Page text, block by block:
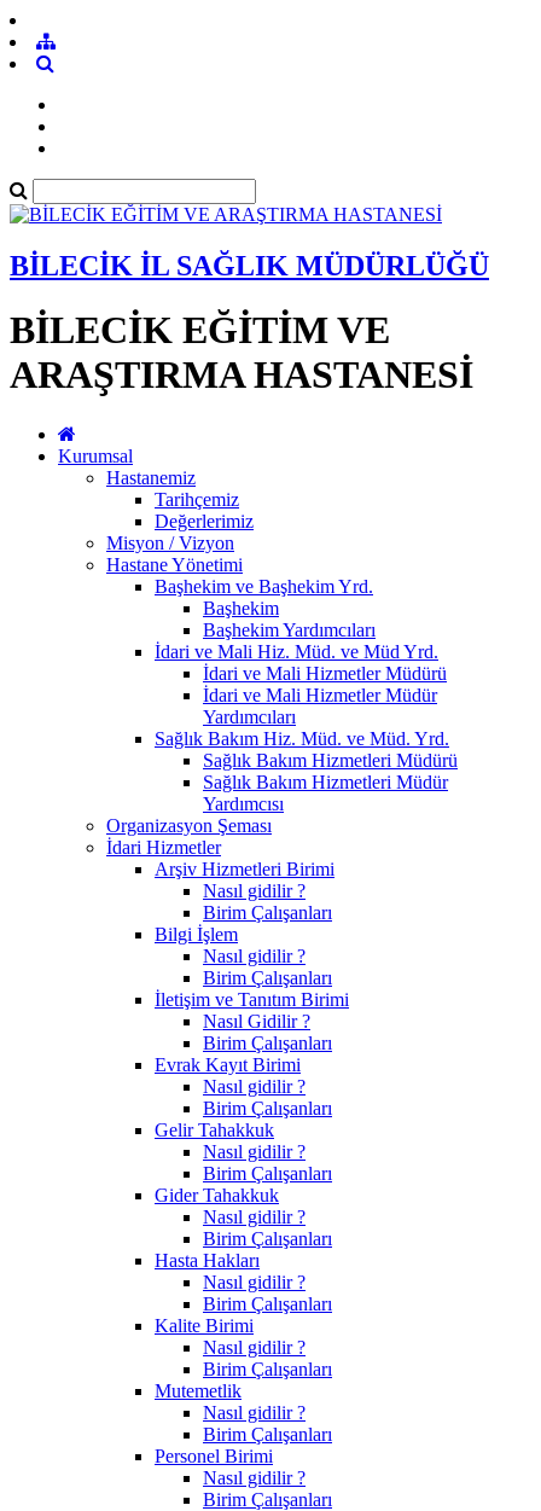
BİLECİK İL SAĞLIK MÜDÜRLÜĞÜ
BİLECİK EĞİTİM VE
ARAŞTIRMA HASTANESİ
Kurumsal
Hastanemiz
Tarihçemiz
Değerlerimiz
Misyon / Vizyon
Hastane Yönetimi
Başhekim ve Başhekim Yrd.
Başhekim
Başhekim Yardımcıları
İdari ve Mali Hiz. Müd. ve Müd Yrd.
İdari ve Mali Hizmetler Müdürü
İdari ve Mali Hizmetler Müdür
Yardımcıları
Sağlık Bakım Hiz. Müd. ve Müd. Yrd.
Sağlık Bakım Hizmetleri Müdürü
Sağlık Bakım Hizmetleri Müdür
Yardımcısı
Organizasyon Şeması
İdari Hizmetler
Arşiv Hizmetleri Birimi
Nasıl gidilir ?
Birim Çalışanları
Bilgi İşlem
Nasıl gidilir ?
Birim Çalışanları
İletişim ve Tanıtım Birimi
Nasıl Gidilir ?
Birim Çalışanları
Evrak Kayıt Birimi
Nasıl gidilir ?
Birim Çalışanları
Gelir Tahakkuk
Nasıl gidilir ?
Birim Çalışanları
Gider Tahakkuk
Nasıl gidilir ?
Birim Çalışanları
Hasta Hakları
Nasıl gidilir ?
Birim Çalışanları
Kalite Birimi
Nasıl gidilir ?
Birim Çalışanları
Mutemetlik
Nasıl gidilir ?
Birim Çalışanları
Personel Birimi
Nasıl gidilir ?
Birim Çalışanları